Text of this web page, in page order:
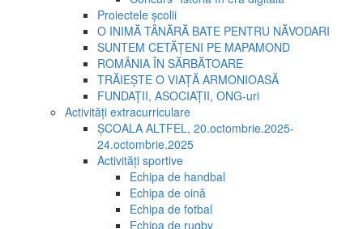
Proiectele școlii
O INIMĂ TÂNĂRĂ BATE PENTRU NĂVODARI
SUNTEM CETĂȚENI PE MAPAMOND
ROMÂNIA ÎN SĂRBĂTOARE
TRĂIEȘTE O VIAȚĂ ARMONIOASĂ
FUNDAȚII, ASOCIAȚII, ONG-uri
Activități extracurriculare
ȘCOALA ALTFEL, 20.octombrie.2025-
24.octombrie.2025
Activități sportive
Echipa de handbal
Echipa de oină
Echipa de fotbal
Echipa de rugby